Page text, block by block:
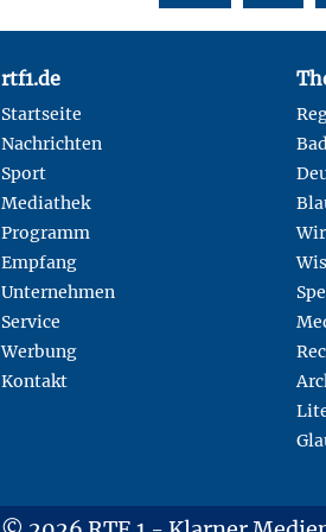
rtf1.de
Startseite
Nachrichten
Sport
Mediathek
Programm
Empfang
Unternehmen
Service
Werbung
Kontakt